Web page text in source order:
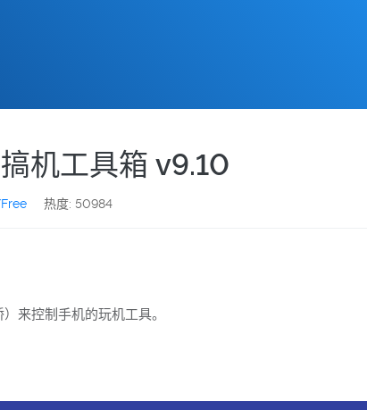
机工具箱 v9.10
热度: 50984
来控制手机的玩机工具。